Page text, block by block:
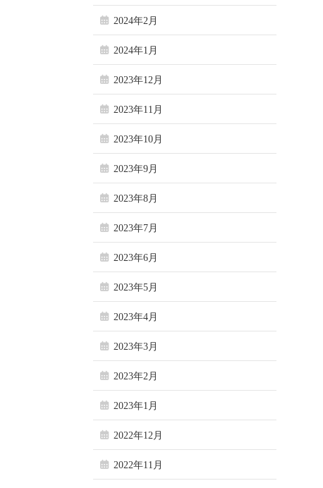
2024年2月
2024年1月
2023年12月
2023年11月
2023年10月
2023年9月
2023年8月
2023年7月
2023年6月
2023年5月
2023年4月
2023年3月
2023年2月
2023年1月
2022年12月
2022年11月